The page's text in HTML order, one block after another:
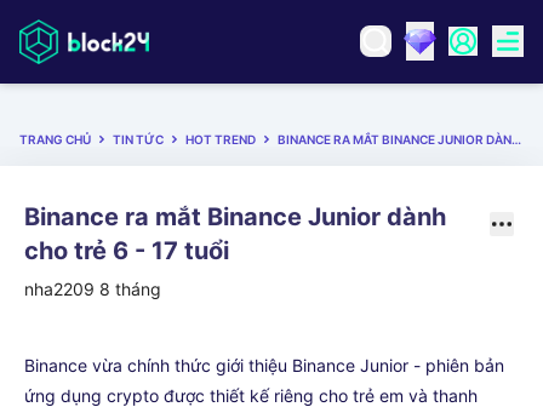
TRANG CHỦ TIN TỨC HOT TREND BINANCE RA MẮT BINANCE JUNIOR DÀNH CHO TRẺ 6 - 17 TUỔI
Binance ra mắt Binance Junior dành
cho trẻ 6 - 17 tuổi
nha2209 8 tháng
Binance vừa chính thức giới thiệu Binance Junior - phiên bản
ứng dụng crypto được thiết kế riêng cho trẻ em và thanh